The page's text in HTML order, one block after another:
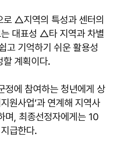
로 △지역의 특성과 센터의
대표성 △타 지역과 차별
기억하기 쉬운 활용성
할 계획이다.
정에 참여하는 청년에게 상
원사업’과 연계해 지역사
며, 최종선정자에게는 10
급한다.